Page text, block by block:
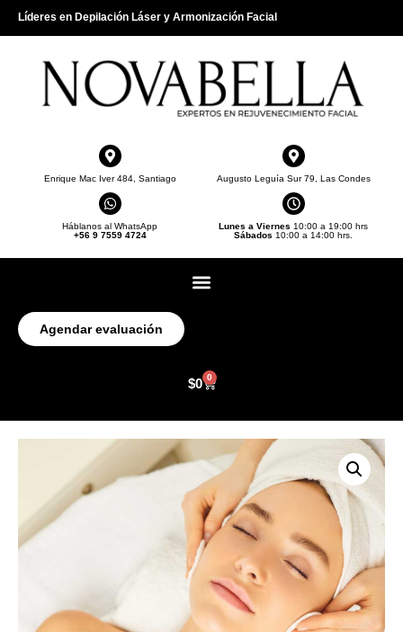
Líderes en Depilación Láser y Armonización Facial
Enrique Mac Iver 484, Santiago Augusto Leguía Sur 79, Las Condes
Háblanos al WhatsApp
+56 9 7559 4724
Lunes a Viernes 10:00 a 19:00 hrs
Sábados 10:00 a 14:00 hrs.
Agendar evaluación
$0 0